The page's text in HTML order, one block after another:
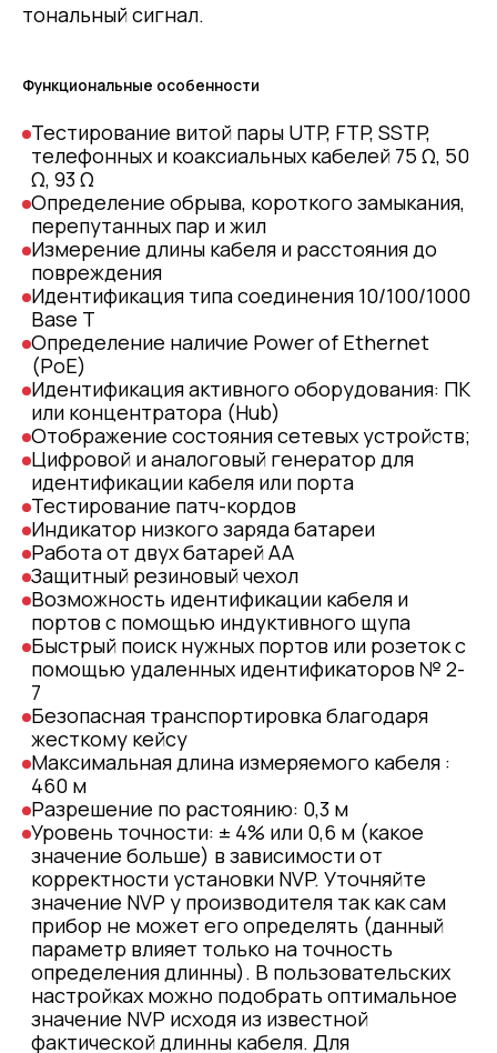
тональный сигнал.
Функциональные особенности
Тестирование витой пары UTP, FTP, SSTP,
телефонных и коаксиальных кабелей 75 Ω, 50
Ω, 93 Ω
Определение обрыва, короткого замыкания,
перепутанных пар и жил
Измерение длины кабеля и расстояния до
повреждения
Идентификация типа соединения 10/100/1000
Base T
Определение наличие Power of Ethernet
(PoE)
Идентификация активного оборудования: ПК
или концентратора (Hub)
Отображение состояния сетевых устройств;
Цифровой и аналоговый генератор для
идентификации кабеля или порта
Тестирование патч-кордов
Индикатор низкого заряда батареи
Работа от двух батарей АА
Защитный резиновый чехол
Возможность идентификации кабеля и
портов с помощью индуктивного щупа
Быстрый поиск нужных портов или розеток с
помощью удаленных идентификаторов № 2-
7
Безопасная транспортировка благодаря
жесткому кейсу
Максимальная длина измеряемого кабеля :
460 м
Разрешение по растоянию: 0,3 м
Уровень точности: ± 4% или 0,6 м (какое
значение больше) в зависимости от
корректности установки NVP. Уточняйте
значение NVP у производителя так как сам
прибор не может его определять (данный
параметр влияет только на точность
определения длинны). В пользовательских
настройках можно подобрать оптимальное
значение NVP исходя из известной
фактической длинны кабеля. Для